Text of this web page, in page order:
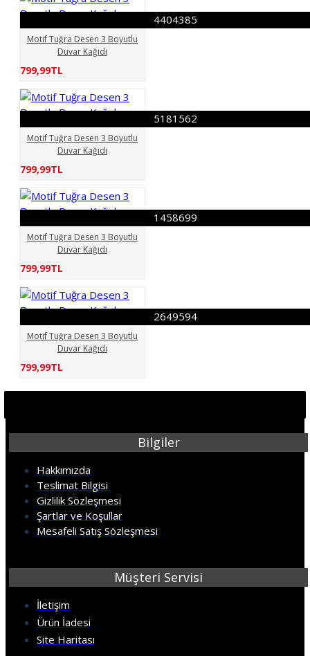
4404385
Motif Tuğra Desen 3 Boyutlu
Duvar Kağıdı
799,99TL
5181562
Motif Tuğra Desen 3 Boyutlu
Duvar Kağıdı
799,99TL
1458699
Motif Tuğra Desen 3 Boyutlu
Duvar Kağıdı
799,99TL
2649594
Motif Tuğra Desen 3 Boyutlu
Duvar Kağıdı
799,99TL
Bilgiler
Hakkımızda
Teslimat Bilgisi
Gizlilik Sözleşmesi
Şartlar ve Koşullar
Mesafeli Satış Sözleşmesi
Müşteri Servisi
İletişim
Ürün İadesi
Site Haritası